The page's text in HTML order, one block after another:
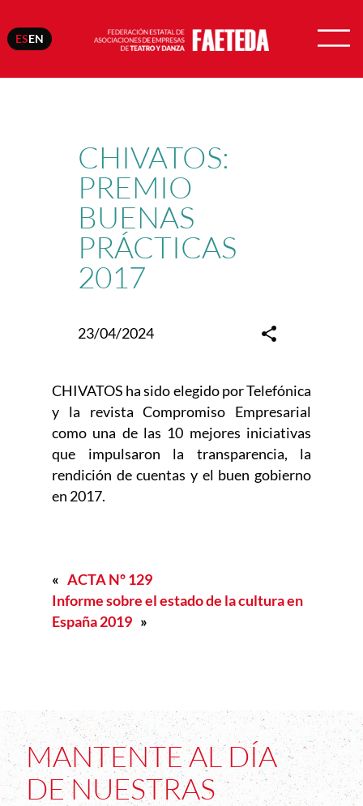
ESEN
Saltar
CHIVATOS:
PREMIO
BUENAS
PRÁCTICAS
2017
23/04/2024
CHIVATOS ha sido elegido por Telefónica
y la revista Compromiso Empresarial
como una de las 10 mejores iniciativas
que impulsaron la transparencia, la
rendición de cuentas y el buen gobierno
en 2017.
« ACTA Nº 129
Informe sobre el estado de la cultura en
España 2019 »
MANTENTE AL DÍA
DE NUESTRAS